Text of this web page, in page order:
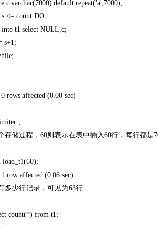
c varchar(7000) default repeat('a',7000);
<= count DO
t1 select NULL,c;
s+1;
rows affected (0.00 sec)
;
存储过程，60则表示在表中插入60行，每行都是
load_t1(60);
row affected (0.06 sec)
多少行记录，可见为63行
count(*) from t1;